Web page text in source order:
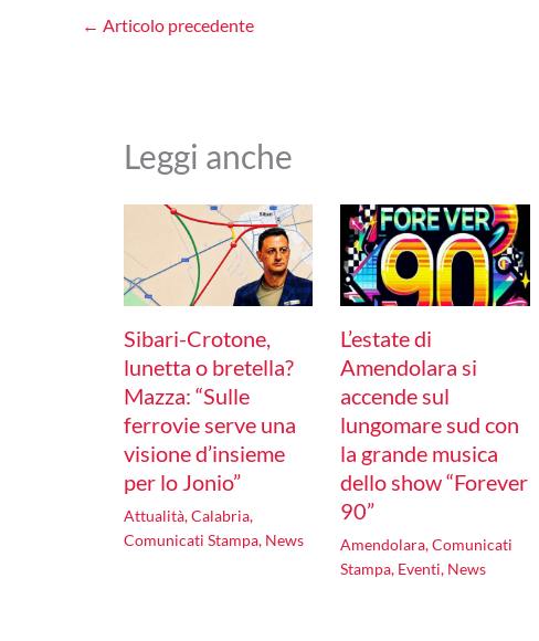
← Articolo precedente
Leggi anche
Sibari-Crotone,
lunetta o bretella?
Mazza: “Sulle
ferrovie serve una
visione d’insieme
per lo Jonio”
Attualità,Calabria,
Comunicati Stampa, News
L’estate di
Amendolara si
accende sul
lungomare sud con
la grande musica
dello show “Forever
90”
Amendolara,Comunicati
Stampa, Eventi, News